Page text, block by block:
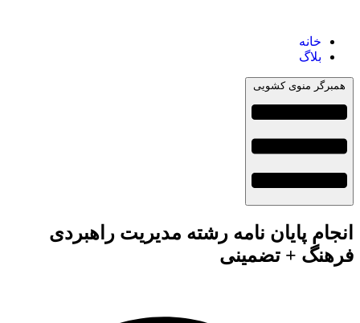
خانه
بلاگ
همبرگر منوی کشویی
انجام پایان نامه رشته مدیریت راهبردی
فرهنگ + تضمینی